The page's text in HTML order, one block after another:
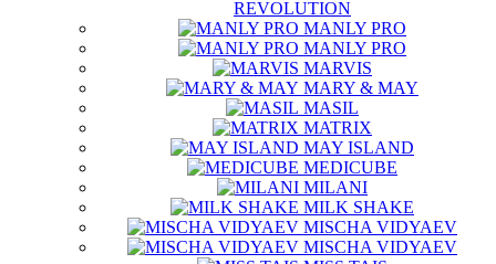
REVOLUTION
MANLY PRO
MANLY PRO
MARVIS
MARY & MAY
MASIL
MATRIX
MAY ISLAND
MEDICUBE
MILANI
MILK SHAKE
MISCHA VIDYAEV
MISCHA VIDYAEV